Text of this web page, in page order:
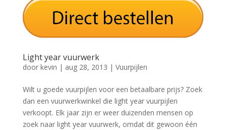
Light year vuurwerk
door kevin | aug 28, 2013 | Vuurpijlen
Wilt u goede vuurpijlen voor een betaalbare prijs? Zoek
dan een vuurwerkwinkel die light year vuurpijlen
verkoopt. Elk jaar zijn er weer duizenden mensen op
zoek naar light year vuurwerk, omdat dit gewoon één